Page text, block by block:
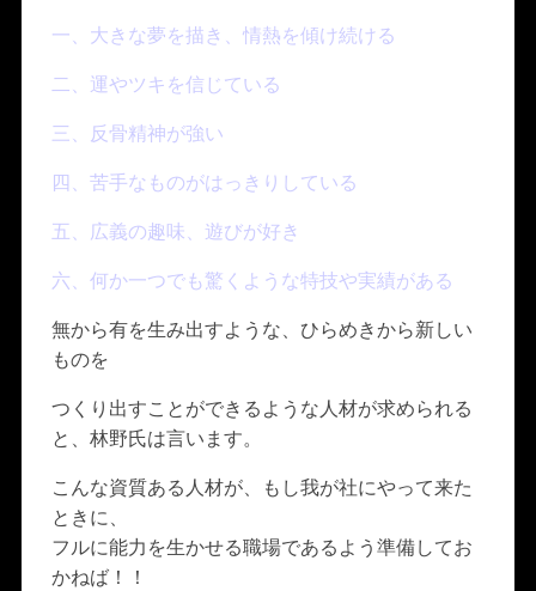
一、大きな夢を描き、情熱を傾け続ける
二、運やツキを信じている
三、反骨精神が強い
四、苦手なものがはっきりしている
五、広義の趣味、遊びが好き
六、何か一つでも驚くような特技や実績がある
無から有を生み出すような、ひらめきから新しい
ものを
つくり出すことができるような人材が求められる
と、林野氏は言います。
こんな資質ある人材が、もし我が社にやって来た
ときに、
フルに能力を生かせる職場であるよう準備してお
かねば！！